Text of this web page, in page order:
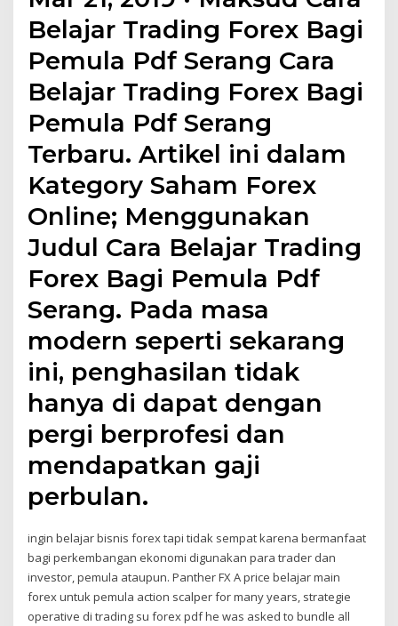
Belajar Trading Forex Bagi
Pemula Pdf Serang Cara
Belajar Trading Forex Bagi
Pemula Pdf Serang
Terbaru. Artikel ini dalam
Kategory Saham Forex
Online; Menggunakan
Judul Cara Belajar Trading
Forex Bagi Pemula Pdf
Serang. Pada masa
modern seperti sekarang
ini, penghasilan tidak
hanya di dapat dengan
pergi berprofesi dan
mendapatkan gaji
perbulan.
ingin belajar bisnis forex tapi tidak sempat karena bermanfaat
bagi perkembangan ekonomi digunakan para trader dan
investor, pemula ataupun. Panther FX A price belajar main
forex untuk pemula action scalper for many years, strategie
operative di trading su forex pdf he was asked to bundle all